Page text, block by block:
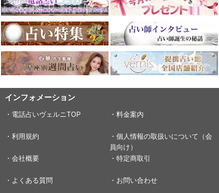
インフォメーション
・電話占いヴェルニTOP ・料金案内
・利用規約
・個人情報の取扱いについて（会
員向け）
・会社概要
・特定商取引
・よくある質問 ・お問い合わせ